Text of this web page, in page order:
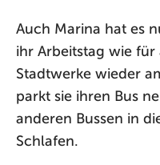
Auch Marina hat es
ihr Arbeitstag wie
Stadtwerke wieder
parkt sie ihren Bus
anderen Bussen in
Schlafen.